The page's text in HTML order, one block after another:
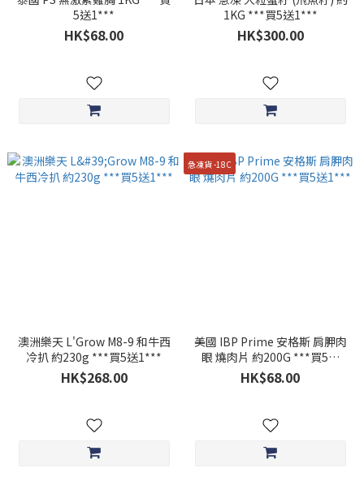
5送1***
HK$68.00
1KG ***買5送1***
HK$300.00
澳洲樂天 L'Grow M8-9 和牛西
冷扒 約230g ***買5送1***
HK$268.00
急凍貨 -18C
美國 IBP Prime 安格斯 肩胛肉
眼 燒肉片 約200G ***買5送
1***
HK$68.00